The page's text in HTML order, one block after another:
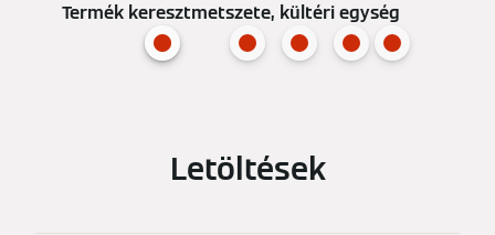
Termék keresztmetszete, kültéri egység
Letöltések